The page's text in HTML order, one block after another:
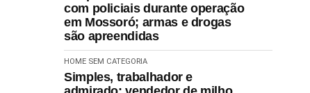
com policiais durante operação
em Mossoró; armas e drogas
são apreendidas
HOME SEM CATEGORIA
Simples, trabalhador e